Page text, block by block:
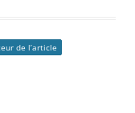
de l’article